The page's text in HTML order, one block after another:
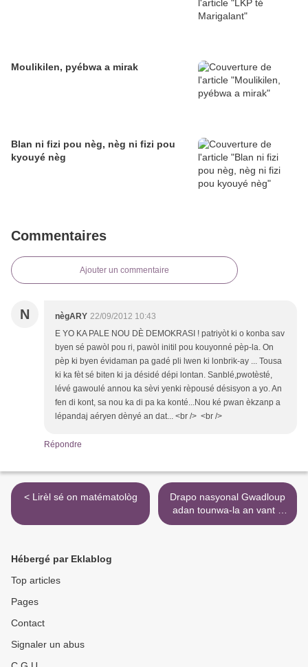
Moulikilen, pyébwa a mirak
Blan ni fizi pou nèg, nèg ni fizi pou
kyouyé nèg
Commentaires
Ajouter un commentaire
N nègARY 22/09/2012 10:43
E YO KA PALE NOU DÈ DEMOKRASI ! patriyòt ki o konba sav
byen sé pawòl pou ri, pawòl initil pou kouyonné pèp-la. On
pèp ki byen évidaman pa gadé pli lwen ki lonbrik-ay ... Tousa
ki ka fèt sé biten ki ja désidé dépi lontan. Sanblé,pwotèsté,
lévé gawoulé annou ka sèvi yenki rèpousé désisyon a yo. An
fen di kont, sa nou ka di pa ka konté...Nou ké pwan èkzanp a
lépandaj aéryen dènyé an dat... <br /> <br />
Répondre
< Lirèl sé on matématològ
Drapo nasyonal Gwadloup
adan tounwa-la an vant a
bèt-la >
Hébergé par Eklablog
Top articles
Pages
Contact
Signaler un abus